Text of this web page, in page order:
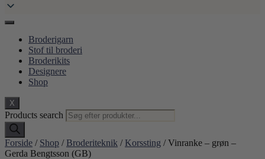
Broderigarn
Stof til broderi
Broderikits
Designere
Shop
X
Products search
Forside / Shop / Broderiteknik / Korssting / Vinranke – grøn –
Gerda Bengtsson (GB)